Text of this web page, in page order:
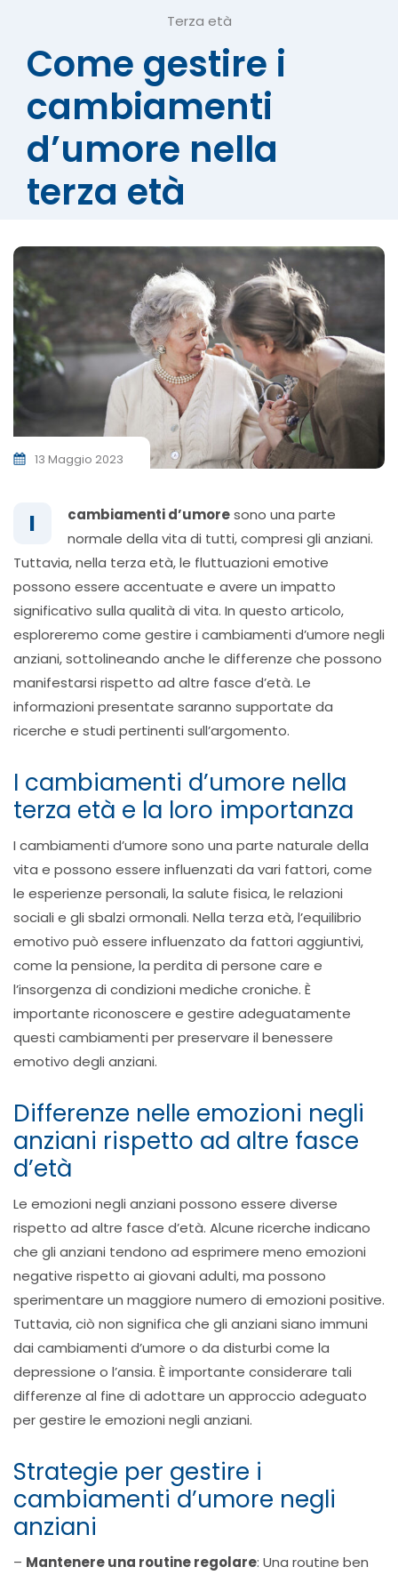
Terza età
Come gestire i
cambiamenti
d’umore nella
terza età
13 Maggio 2023
I cambiamenti d’umoresono una parte
normale della vita di tutti, compresi gli anziani.
Tuttavia, nella terza età, le fluttuazioni emotive
possono essere accentuate e avere un impatto
significativo sulla qualità di vita. In questo articolo,
esploreremo come gestire i cambiamenti d’umore negli
anziani, sottolineando anche le differenze che possono
manifestarsi rispetto ad altre fasce d’età. Le
informazioni presentate saranno supportate da
ricerche e studi pertinenti sull’argomento.
I cambiamenti d’umore nella
terza età e la loro importanza
I cambiamenti d’umore sono una parte naturale della
vita e possono essere influenzati da vari fattori, come
le esperienze personali, la salute fisica, le relazioni
sociali e gli sbalzi ormonali. Nella terza età, l’equilibrio
emotivo può essere influenzato da fattori aggiuntivi,
come la pensione, la perdita di persone care e
l’insorgenza di condizioni mediche croniche. È
importante riconoscere e gestire adeguatamente
questi cambiamenti per preservare il benessere
emotivo degli anziani.
Differenze nelle emozioni negli
anziani rispetto ad altre fasce
d’età
Le emozioni negli anziani possono essere diverse
rispetto ad altre fasce d’età. Alcune ricerche indicano
che gli anziani tendono ad esprimere meno emozioni
negative rispetto ai giovani adulti, ma possono
sperimentare un maggiore numero di emozioni positive.
Tuttavia, ciò non significa che gli anziani siano immuni
dai cambiamenti d’umore o da disturbi come la
depressione o l’ansia. È importante considerare tali
differenze al fine di adottare un approccio adeguato
per gestire le emozioni negli anziani.
Strategie per gestire i
cambiamenti d’umore negli
anziani
– Mantenere una routine regolare: Una routine ben